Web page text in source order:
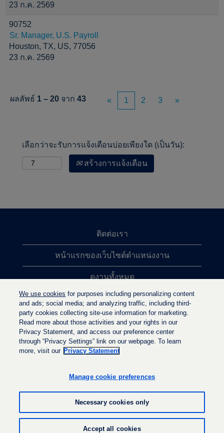
23 ก.ค. 2569
90752
Sr. Manager, U.S. Payroll
Houston, TX, US, 77056
23 ก.ค. 2569
ผลลัพธ์ 1 – 20 จาก 43 « 1 2 3 »
เลือกว่าจะรับการแจ้งเตือนบ่อยเพียงใด (เป็นวัน):
สร้างการแจ้งเตือน
ติดต่อเรา
หน้าแรกของเว็บไซต์ตำแหน่งงาน
ดูงานทั้งหมด
การค้นหาตำแหน่งงานยอดนิยม
นโยบายความเป็นส่วนตัว
ด
น
แ
ท็
บ
ด
แ
ท็
บ
น
บ
© LyondellBasell Industries Holdings B.V. 2022
We use cookies for purposes including personalizing content
and ads; social media; and analyzing traffic, including third-
party cookies collecting site-use information for marketing.
Read more about those activities and your rights in our
Privacy Statement, and access our preference center
through “Privacy Settings” link on our webpage. To learn
more, visit our Privacy Statement
Manage cookie preferences
Necessary cookies only
Accept all cookies